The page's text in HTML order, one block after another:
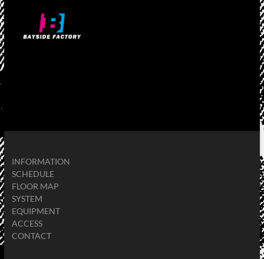
INFORMATION
SCHEDULE
FLOOR MAP
SYSTEM
EQUIPMENT
ACCESS
CONTACT